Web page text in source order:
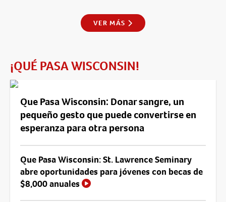
VER MÁS
¡QUÉ PASA WISCONSIN!
Que Pasa Wisconsin: Donar sangre, un
pequeño gesto que puede convertirse en
esperanza para otra persona
Que Pasa Wisconsin: St. Lawrence Seminary
abre oportunidades para jóvenes con becas de
$8,000 anuales